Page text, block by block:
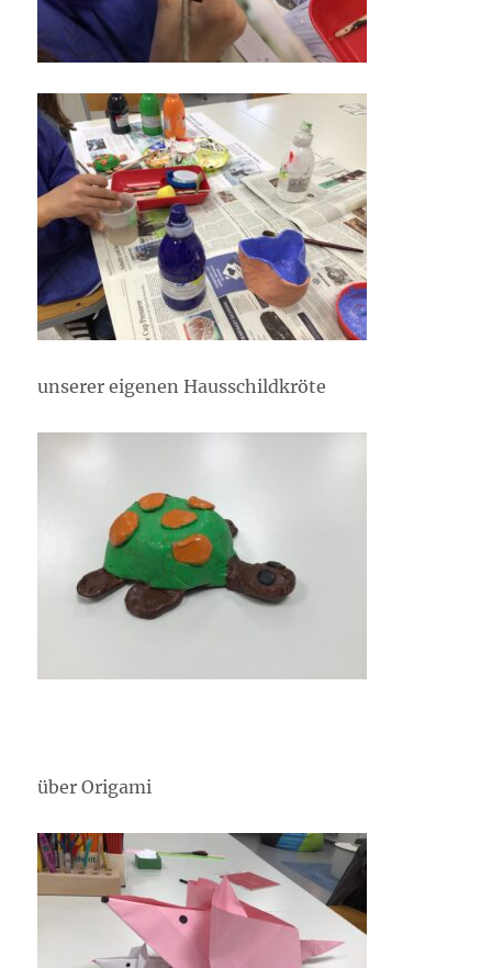
unserer eigenen Hausschildkröte
über Origami